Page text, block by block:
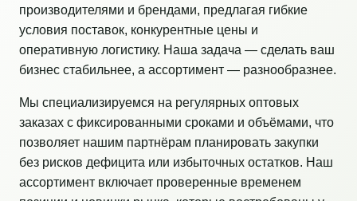
производителями и брендами, предлагая гибкие
условия поставок, конкурентные цены и
оперативную логистику. Наша задача — сделать ваш
бизнес стабильнее, а ассортимент — разнообразнее.
Мы специализируемся на регулярных оптовых
заказах с фиксированными сроками и объёмами, что
позволяет нашим партнёрам планировать закупки
без рисков дефицита или избыточных остатков. Наш
ассортимент включает проверенные временем